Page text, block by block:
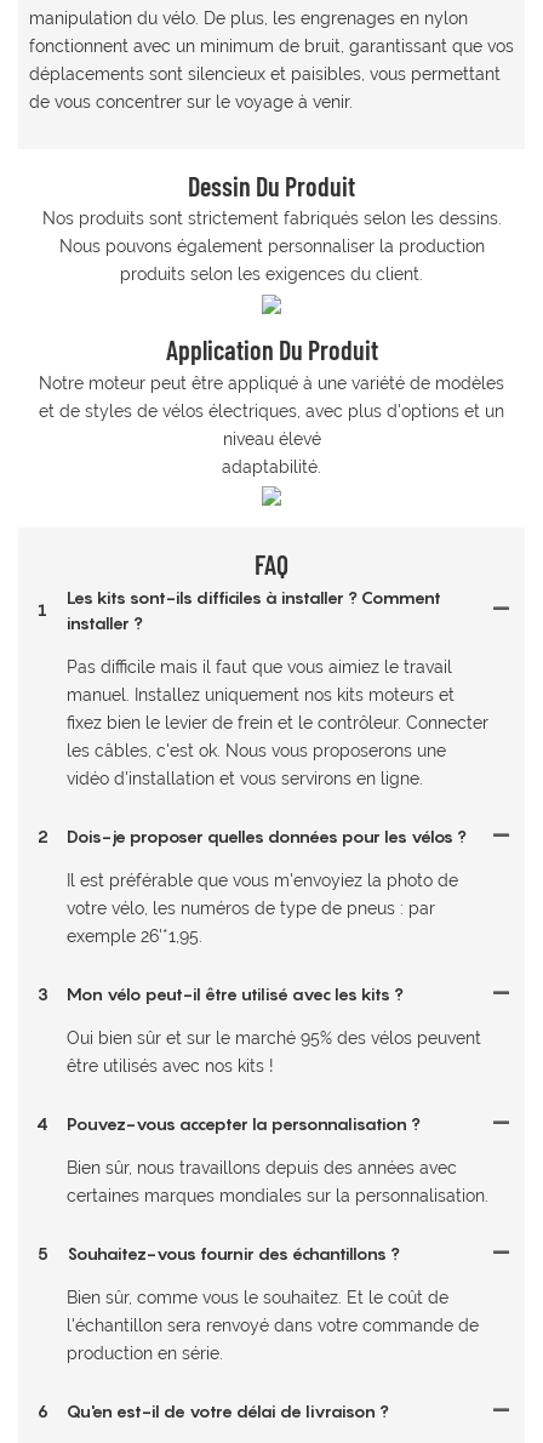
manipulation du vélo. De plus, les engrenages en nylon
fonctionnent avec un minimum de bruit, garantissant que vos
déplacements sont silencieux et paisibles, vous permettant
de vous concentrer sur le voyage à venir.
Dessin Du Produit
Nos produits sont strictement fabriqués selon les dessins.
Nous pouvons également personnaliser la production
produits selon les exigences du client.
Application Du Produit
Notre moteur peut être appliqué à une variété de modèles
et de styles de vélos électriques, avec plus d'options et un
niveau élevé
adaptabilité.
FAQ
1
Les kits sont-ils difficiles à installer ? Comment
installer ?
Pas difficile mais il faut que vous aimiez le travail
manuel. Installez uniquement nos kits moteurs et
fixez bien le levier de frein et le contrôleur. Connecter
les câbles, c'est ok. Nous vous proposerons une
vidéo d'installation et vous servirons en ligne.
2 Dois-je proposer quelles données pour les vélos ?
Il est préférable que vous m'envoyiez la photo de
votre vélo, les numéros de type de pneus : par
exemple 26'*1,95.
3 Mon vélo peut-il être utilisé avec les kits ?
Oui bien sûr et sur le marché 95% des vélos peuvent
être utilisés avec nos kits !
4 Pouvez-vous accepter la personnalisation ?
Bien sûr, nous travaillons depuis des années avec
certaines marques mondiales sur la personnalisation.
5 Souhaitez-vous fournir des échantillons ?
Bien sûr, comme vous le souhaitez. Et le coût de
l'échantillon sera renvoyé dans votre commande de
production en série.
6 Qu'en est-il de votre délai de livraison ?